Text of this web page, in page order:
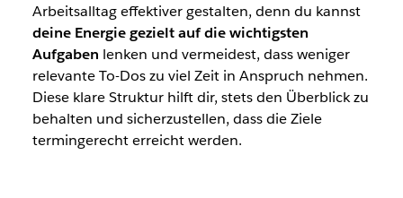
Arbeitsalltag effektiver gestalten, denn du kannst
deine Energie gezielt auf die wichtigsten
Aufgaben lenken und vermeidest, dass weniger
relevante To-Dos zu viel Zeit in Anspruch nehmen.
Diese klare Struktur hilft dir, stets den Überblick zu
behalten und sicherzustellen, dass die Ziele
termingerecht erreicht werden.